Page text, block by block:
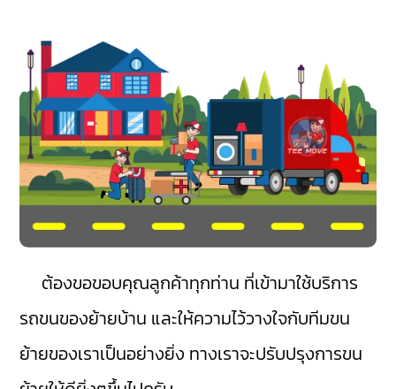
ต้องขอขอบคุณลูกค้าทุกท่าน ที่เข้ามาใช้บริการ
รถขนของย้ายบ้าน และให้ความไว้วางใจกับทีมขน
ย้ายของเราเป็นอย่างยิ่ง ทางเราจะปรับปรุงการขน